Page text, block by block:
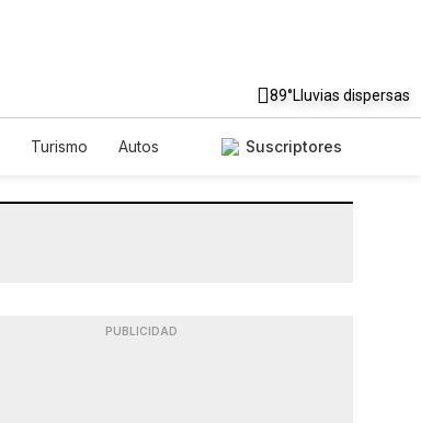
89°Lluvias dispersas
Turismo
Autos
Suscriptores
PUBLICIDAD